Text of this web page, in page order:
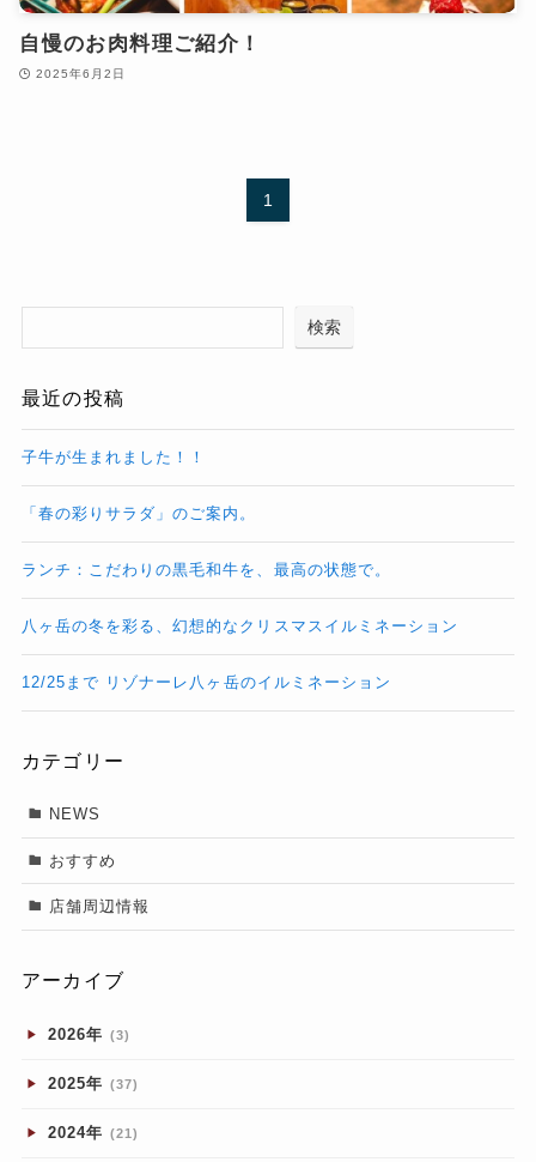
自慢のお肉料理ご紹介！
2025年6月2日
1
検索
最近の投稿
子牛が生まれました！！
「春の彩りサラダ」のご案内。
ランチ：こだわりの黒毛和牛を、最高の状態で。
八ヶ岳の冬を彩る、幻想的なクリスマスイルミネーション
12/25まで リゾナーレ八ヶ岳のイルミネーション
カテゴリー
NEWS
おすすめ
店舗周辺情報
アーカイブ
2026年 (3)
2025年 (37)
2024年 (21)